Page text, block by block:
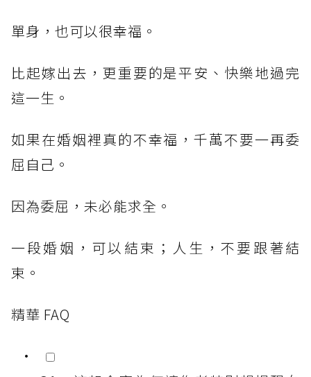
單身，也可以很幸福。
比起嫁出去，更重要的是平安、快樂地過完
這一生。
如果在婚姻裡真的不幸福，千萬不要一再委
屈自己。
因為委屈，未必能求全。
一段婚姻，可以結束；人生，不要跟著結
束。
精華 FAQ